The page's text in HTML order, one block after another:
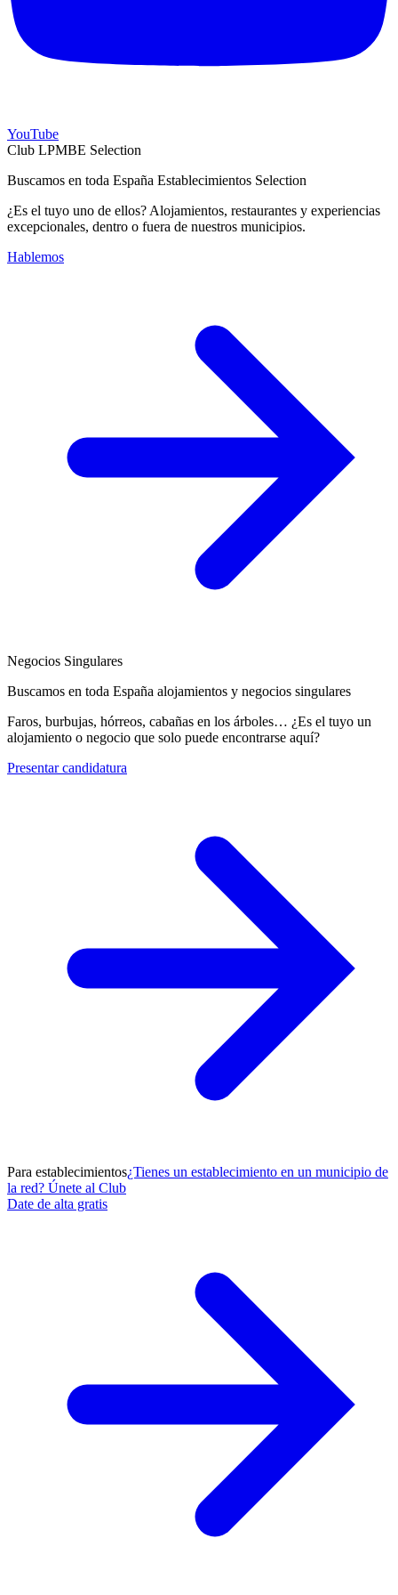
YouTube
Club LPMBE Selection
Buscamos en toda España Establecimientos Selection
¿Es el tuyo uno de ellos? Alojamientos, restaurantes y experiencias
excepcionales, dentro o fuera de nuestros municipios.
Hablemos
Negocios Singulares
Buscamos en toda España alojamientos y negocios singulares
Faros, burbujas, hórreos, cabañas en los árboles… ¿Es el tuyo un
alojamiento o negocio que solo puede encontrarse aquí?
Presentar candidatura
Para establecimientos¿Tienes un establecimiento en un municipio de
la red? Únete al Club
Date de alta gratis